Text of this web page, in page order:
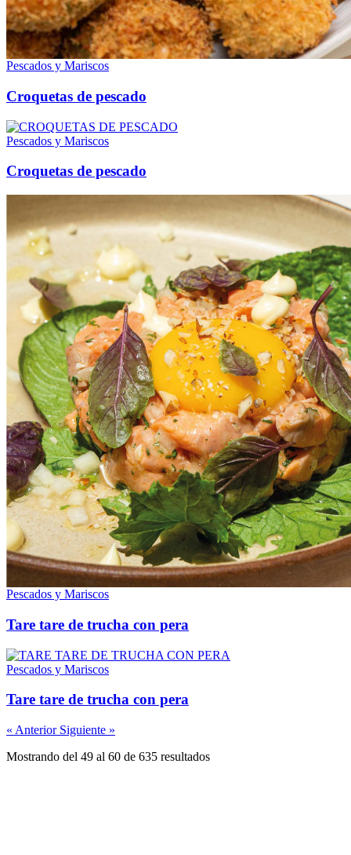
Pescados y Mariscos
Croquetas de pescado
Pescados y Mariscos
Croquetas de pescado
Pescados y Mariscos
Tare tare de trucha con pera
Pescados y Mariscos
Tare tare de trucha con pera
« Anterior Siguiente »
Mostrando del 49 al 60 de 635 resultados